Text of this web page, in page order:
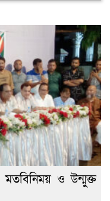
ও উন্মুক্ত